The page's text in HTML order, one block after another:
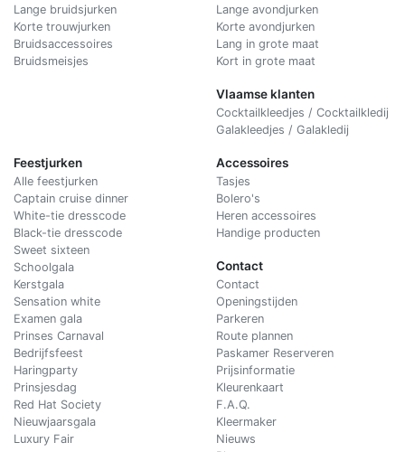
Lange bruidsjurken
Korte trouwjurken
Bruidsaccessoires
Bruidsmeisjes
Lange avondjurken
Korte avondjurken
Lang in grote maat
Kort in grote maat
Vlaamse klanten
Cocktailkleedjes / Cocktailkledij
Galakleedjes / Galakledij
Feestjurken
Alle feestjurken
Captain cruise dinner
White-tie dresscode
Black-tie dresscode
Sweet sixteen
Schoolgala
Kerstgala
Sensation white
Examen gala
Prinses Carnaval
Bedrijfsfeest
Haringparty
Prinsjesdag
Red Hat Society
Nieuwjaarsgala
Luxury Fair
Accessoires
Tasjes
Bolero's
Heren accessoires
Handige producten
Contact
Contact
Openingstijden
Parkeren
Route plannen
Paskamer Reserveren
Prijsinformatie
Kleurenkaart
F.A.Q.
Kleermaker
Nieuws